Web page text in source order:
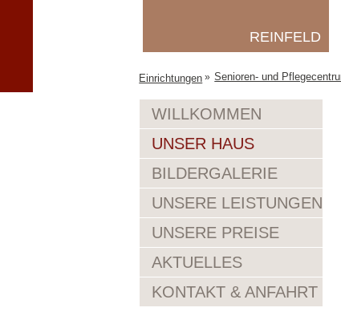
REINFELD
Einrichtungen » Senioren- und
WILLKOMMEN
UNSER HAUS
BILDERGALERIE
UNSERE LEISTUNGEN
UNSERE PREISE
AKTUELLES
KONTAKT & ANFAHRT